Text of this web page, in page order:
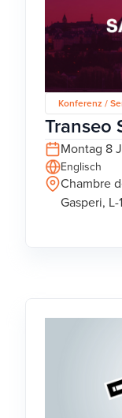
Konferenz /
Transeo
Montag 8
Englisch
Chambre
Gasperi, L-